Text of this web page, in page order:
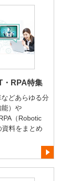
・RPA特集
どあらゆる分
）や
（Robotic
料をまとめ